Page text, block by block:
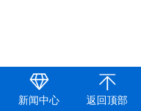
新闻中心 返回顶部